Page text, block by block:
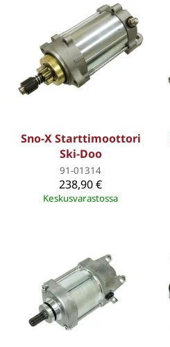
Sno-X Starttimoottori
Ski-Doo
91-01314
238,90 €
Keskusvarastossa